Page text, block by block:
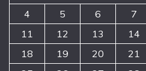
4
5 6 7
11
12 13 14
18
19 20 21